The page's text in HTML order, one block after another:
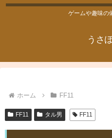
ゲームや趣味の
うさ
ホーム FF11
FF11 タル男 FF11